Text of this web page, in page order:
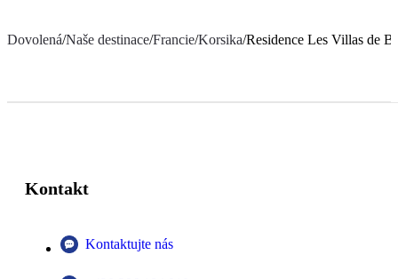
Dovolená/Naše destinace/Francie/Korsika/Residence Les Villas de
Kontakt
Kontaktujte nás